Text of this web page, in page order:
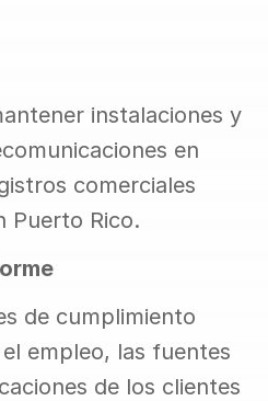
instalaciones y
en
comerciales
Puerto Rico.
de cumplimiento
empleo, las fuentes
de los clientes